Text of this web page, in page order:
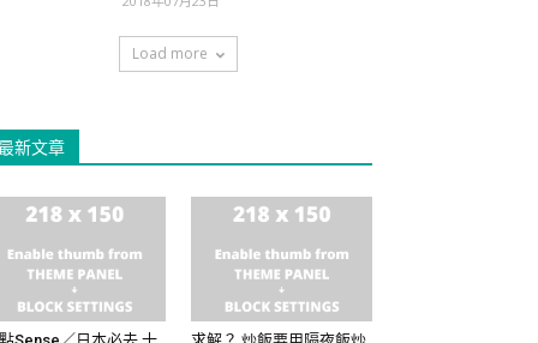
Load more
新文章